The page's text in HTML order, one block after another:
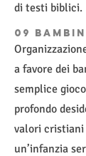
di testi biblici.
09
a favore dei
semplice
profondo
valori
un’infanzia